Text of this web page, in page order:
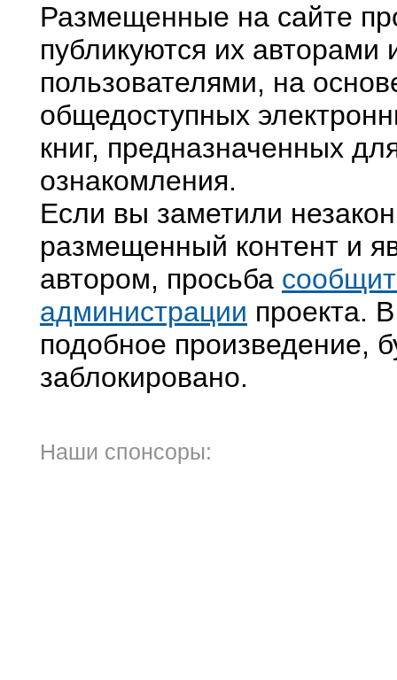
Размещенные на сайте
публикуются их авторами
пользователями, на
общедоступных
книг, предназначенных
ознакомления.
Если вы заметили
размещенный контент и
автором, просьба
администрации проекта.
подобное произведение,
заблокировано.
Наши спонсоры: